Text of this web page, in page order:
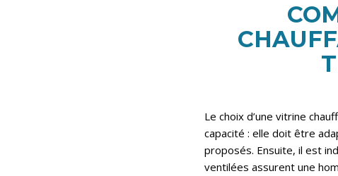
Le choix d’une vitrine
capacité : elle doit être
proposés. Ensuite, il est
ventilées assurent une